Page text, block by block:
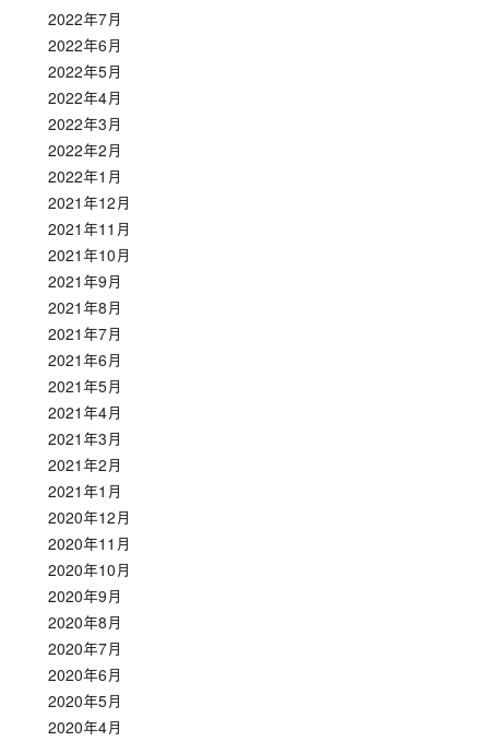
2022年7月
2022年6月
2022年5月
2022年4月
2022年3月
2022年2月
2022年1月
2021年12月
2021年11月
2021年10月
2021年9月
2021年8月
2021年7月
2021年6月
2021年5月
2021年4月
2021年3月
2021年2月
2021年1月
2020年12月
2020年11月
2020年10月
2020年9月
2020年8月
2020年7月
2020年6月
2020年5月
2020年4月